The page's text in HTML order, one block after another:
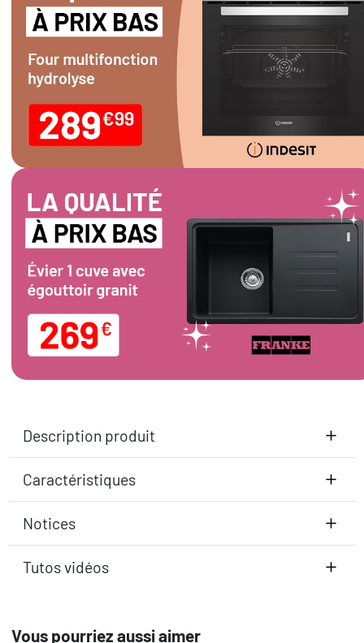
Description produit
Caractéristiques
Notices
Tutos vidéos
Vous pourriez aussi aimer